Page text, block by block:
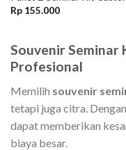
Rp155.000
Souvenir Seminar
Profesional
Memilih souvenir
tetapi juga citra. Dengan
dapat memberikan
biaya besar.